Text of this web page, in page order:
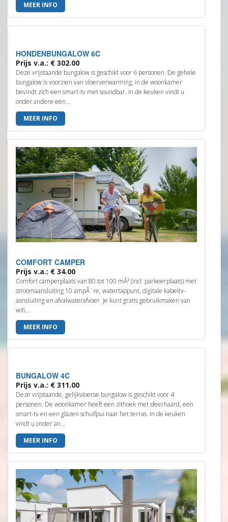
MEER INFO
HONDENBUNGALOW 6C
Prijs v.a.: € 302.00
Deze vrijstaande bungalow is geschikt voor 6 personen. De gehele
bungalow is voorzien van vloerverwarming, in de woonkamer
bevindt zich een smart-tv met soundbar. In de keuken vindt u
onder andere een...
MEER INFO
COMFORT CAMPER
Prijs v.a.: € 34.00
Comfort camperplaats van 80 tot 100 mÂ² (incl. parkeerplaats) met
stroomaansluiting 10 ampÃ¨re, watertappunt, digitale kabeltv-
aansluiting en afvalwaterafvoer. Je kunt gratis gebruikmaken van
wifi...
MEER INFO
BUNGALOW 4C
Prijs v.a.: € 311.00
Deze vrijstaande, gelijkvloerse bungalow is geschikt voor 4
personen. De woonkamer heeft een zithoek met sfeerhaard, een
smart-tv en een glazen schuifpui naar het terras. In de keuken
vindt u onder an...
MEER INFO